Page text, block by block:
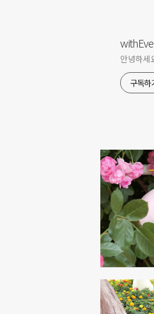
안녕하세
구독하